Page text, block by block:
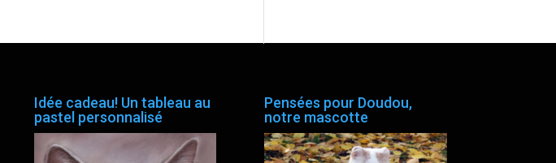
Idée cadeau! Un tableau au
pastel personnalisé
Pensées pour Doudou,
notre mascotte